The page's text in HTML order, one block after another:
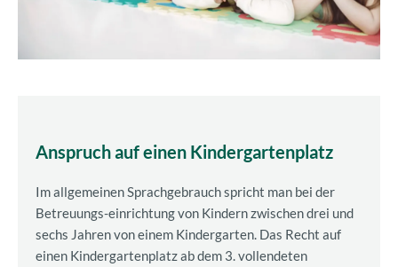
Anspruch auf einen Kindergartenplatz
Im allgemeinen Sprachgebrauch spricht man bei der
Betreuungs-einrichtung von Kindern zwischen drei und
sechs Jahren von einem Kindergarten. Das Recht auf
einen Kindergartenplatz ab dem 3. vollendeten